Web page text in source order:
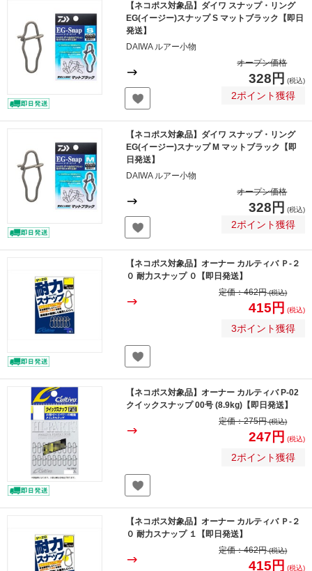
【ネコポス対象品】ダイワ スナップ・リング
EG(イージー)スナップ S マットブラック【即日
発送】
DAIWA ルアー小物
オープン価格
328円 (税込)
2ポイント獲得
【ネコポス対象品】ダイワ スナップ・リング
EG(イージー)スナップ M マットブラック【即
日発送】
DAIWA ルアー小物
オープン価格
328円 (税込)
2ポイント獲得
【ネコポス対象品】オーナー カルティバ Ｐ-２
０ 耐力スナップ ０【即日発送】
定価：462円(税込)
415円 (税込)
3ポイント獲得
【ネコポス対象品】オーナー カルティバ P-02
クイックスナップ 00号 (8.9kg)【即日発送】
定価：275円(税込)
247円 (税込)
2ポイント獲得
【ネコポス対象品】オーナー カルティバ Ｐ-２
０ 耐力スナップ １【即日発送】
定価：462円(税込)
415円 (税込)